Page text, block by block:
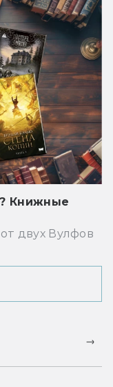
Книжные
двух Вулфов